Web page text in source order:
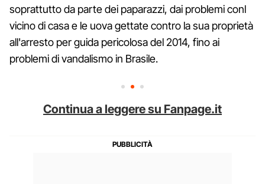
soprattutto da parte dei paparazzi, dai problemi conl
vicino di casa e le uova gettate contro la sua proprietà
all'arresto per guida pericolosa del 2014, fino ai
problemi di vandalismo in Brasile.
Continua a leggere su Fanpage.it